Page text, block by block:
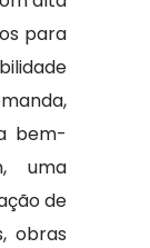
para
bem-
uma
de
obras